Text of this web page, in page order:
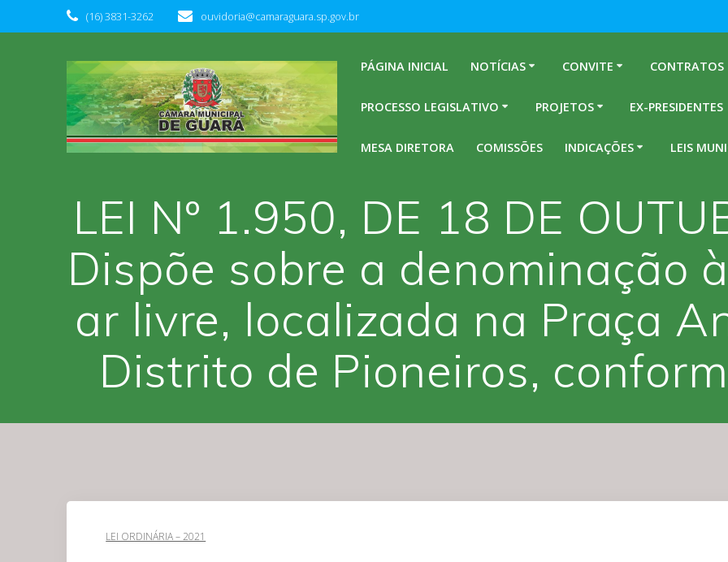
to
(16) 3831-3262 ouvidoria@camaraguara.sp.gov.br
PÁGINA INICIAL NOTÍCIAS CONVITE CONTRATOS
PROCESSO LEGISLATIVO PROJETOS EX-PRESIDENTES
MESA DIRETORA COMISSÕES INDICAÇÕES LEIS
LEI Nº 1.950, DE 18 DE
Dispõe sobre a denominação
ar livre, localizada na Praça
Distrito de Pioneiros,
LEI ORDINÁRIA – 2021